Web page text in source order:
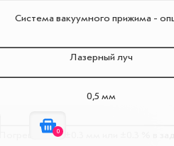
Система вакуумного прижима -
Лазерный луч
0,5 мм
Погрешность ±0.3 мм или ±0.3 % в
0